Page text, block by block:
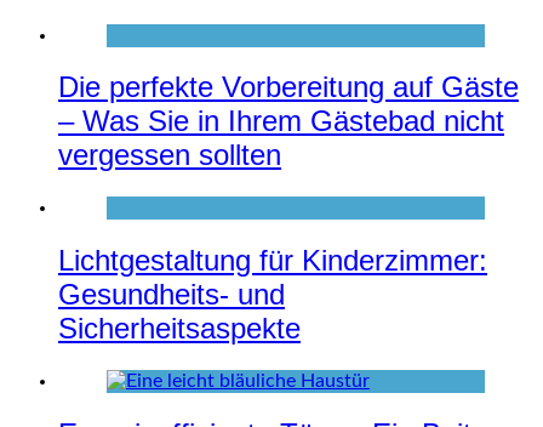
Die perfekte Vorbereitung auf Gäste
– Was Sie in Ihrem Gästebad nicht
vergessen sollten
Lichtgestaltung für Kinderzimmer:
Gesundheits- und
Sicherheitsaspekte